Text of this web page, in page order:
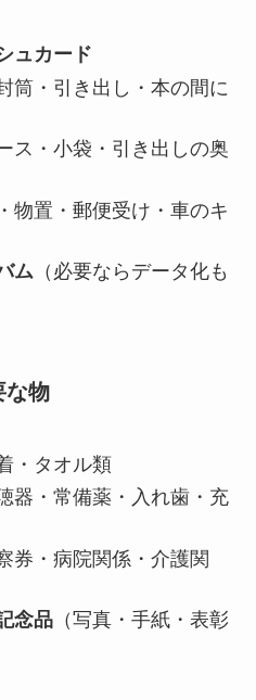
ュカード
筒・引き出し・本の間に
ス・小袋・引き出しの奥
物置・郵便受け・車のキ
ム（必要ならデータ化も
な物
・タオル類
器・常備薬・入れ歯・充
券・病院関係・介護関
念品（写真・手紙・表彰